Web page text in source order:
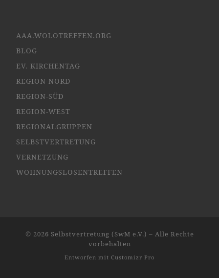
AAA.WOLOTREFFEN.ORG
BLOG
EV. KIRCHENTAG
REGION-NORD
REGION-SÜD
REGION-WEST
REGIONALGRUPPEN
SELBSTVERTRETUNG
VERNETZUNG
WOHNUNGSLOSENTREFFEN
© 2026 Selbstvertretung (SwM e.V.) – Alle Rechte
vorbehalten
Entworfen mit Customizr Pro